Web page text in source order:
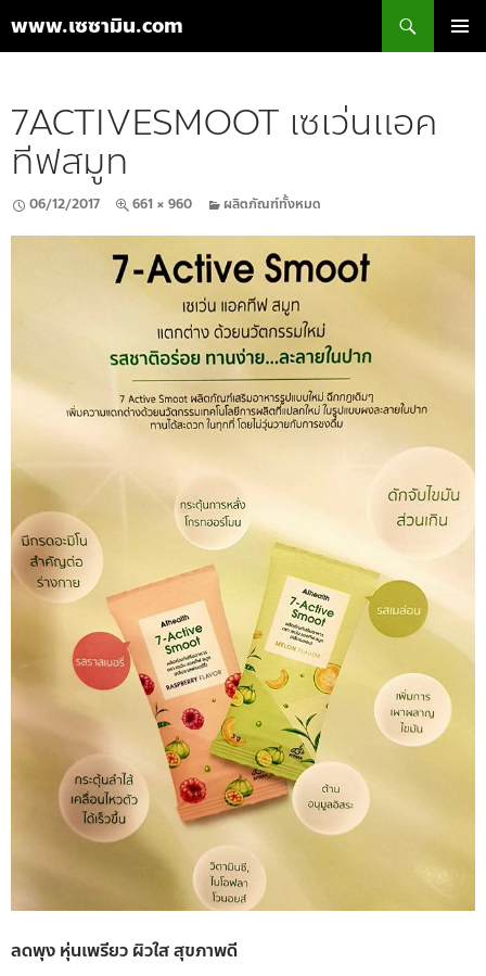
www.เซซามิน.com
เนื้อหา
7ACTIVESMOOT เซเว่นแอค
ทีฟสมูท
06/12/2017 661 × 960 ผลิตภัณฑ์ทั้งหมด
ลดพุง หุ่นเพรียว ผิวใส สุขภาพดี